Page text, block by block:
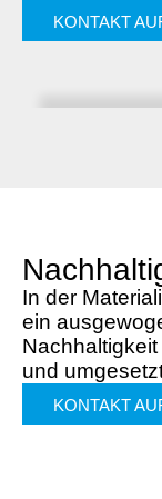
KONTAKT
In der
ein
und
KONTAKT